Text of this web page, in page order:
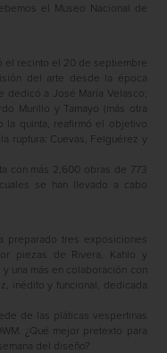
el Museo Nacional de
el recinto el 20 de septiembre
del arte desde la época
dedicó a José María Velasco;
Murillo y Tamayo (más otra
la quinta, reafirmó el objetivo
ruptura: Cuevas, Felguérez y
con más 2,600 obras de 773
se han llevado a cabo
preparado tres exposiciones
piezas de Rivera, Kahlo y
una más en colaboración con
inédito y funcional, dedicada
de las pláticas vespertinas
¿Qué mejor pretexto para
del diseño?